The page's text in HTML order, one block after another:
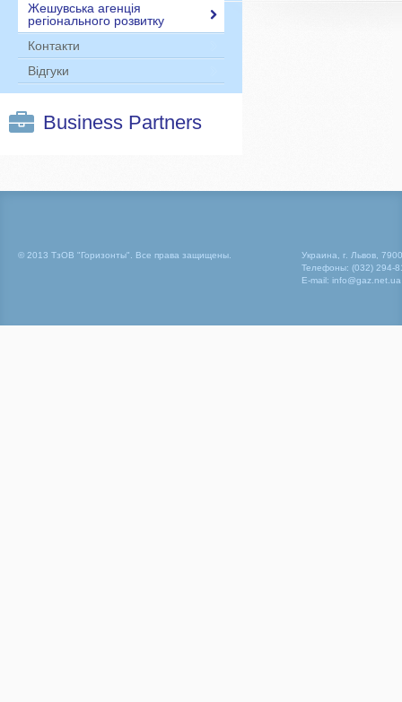
Жешувська агенція
регіонального розвитку
Контакти
Відгуки
Business Partners
© 2013 ТзОВ "Горизонты". Все права защищены.
Украина, г. Львов,
Телефоны: (032) 294-
E-mail: info@gaz.net.ua